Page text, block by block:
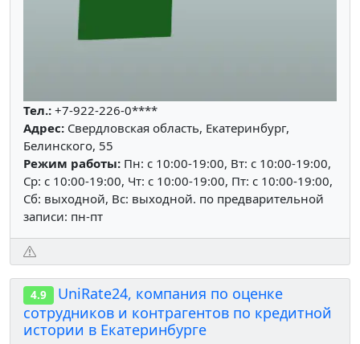
Тел.: +7-922-226-0****
Адрес: Свердловская область, Екатеринбург,
Белинского, 55
Режим работы: Пн: c 10:00-19:00, Вт: c 10:00-19:00,
Ср: c 10:00-19:00, Чт: c 10:00-19:00, Пт: c 10:00-19:00,
Сб: выходной, Вс: выходной. по предварительной
записи: пн-пт
4.9
UniRate24, компания по оценке
сотрудников и контрагентов по кредитной
истории в Екатеринбурге